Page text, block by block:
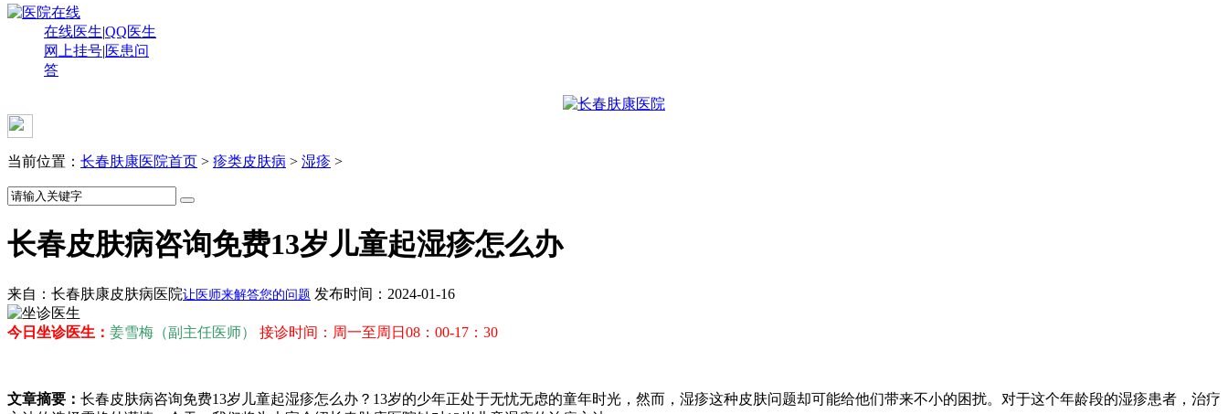
在线医生|QQ医生
网上挂号|医患问
答
当前位置： 长春肤康医院首页 > 疹类皮肤病 > 湿疹 >
长春皮肤病咨询免费13岁儿童起湿疹怎么办
来自：长春肤康皮肤病医院让医师来解答您的问题 发布时间：2024-01-16
今日坐诊医生： 姜雪梅（副主任医师） 接诊时间：周一至周日08：00-17：30
文章摘要： 长春皮肤病咨询免费13岁儿童起湿疹怎么办？13岁的少年正处于无忧无虑的童年时光，然而，湿疹这种皮肤问题却可能给他们带来不小的困扰。对于这个年龄段的湿疹患者，治疗